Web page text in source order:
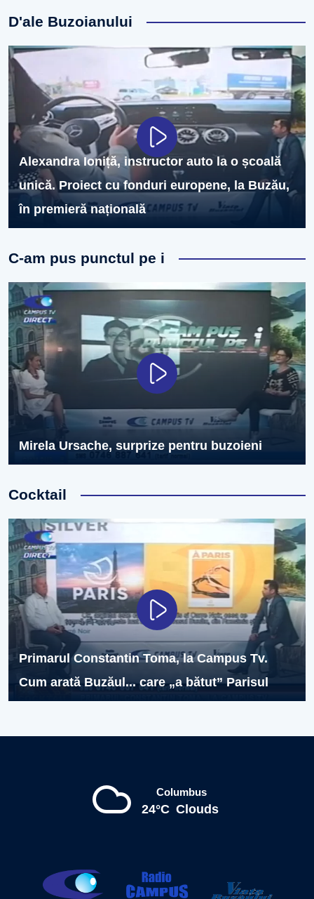
D'ale Buzoianului
Alexandra Ioniță, instructor auto la o școală
unică. Proiect cu fonduri europene, la Buzău,
în premieră națională
C-am pus punctul pe i
Mirela Ursache, surprize pentru buzoieni
Cocktail
Primarul Constantin Toma, la Campus Tv.
Cum arată Buzăul... care „a bătut” Parisul
Columbus
24°C Clouds